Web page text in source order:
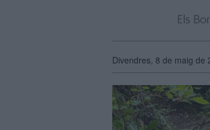
Els
Divendres, 8 de maig de